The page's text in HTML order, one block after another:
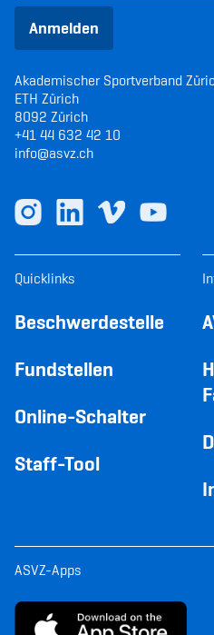
Anmelden
Akademischer Sportverband
ETH Zürich
8092 Zürich
+41 44 632 42 10
info@asvz.ch
Quicklinks
Beschwerdestelle
Fundstellen
Online-Schalter
Staff-Tool
ASVZ-Apps